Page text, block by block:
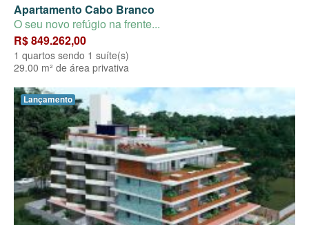
Apartamento Cabo Branco
O seu novo refúgio na frente...
R$ 849.262,00
1 quartos sendo 1 suíte(s)
29.00 m² de área privativa
Lançamento